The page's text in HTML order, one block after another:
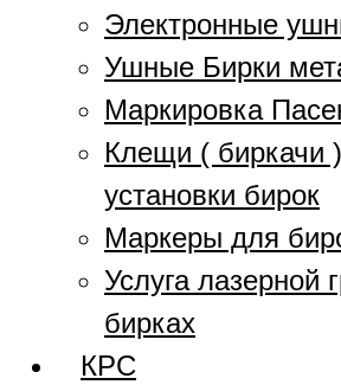
Электронные
Ушные Бирки
Маркировка
Клещи ( биркачи
установки бирок
Маркеры для
Услуга лазерной
бирках
КРС